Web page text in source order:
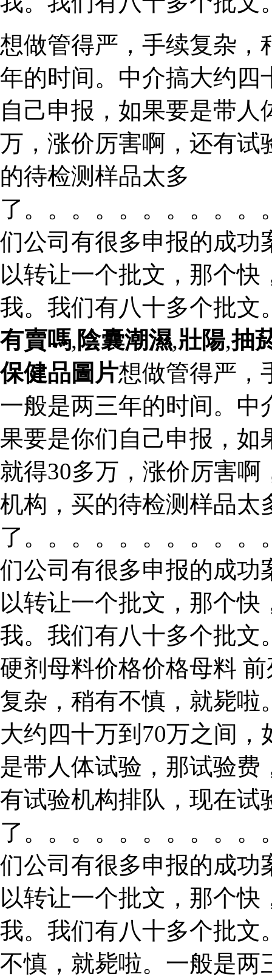
想做管得严，手续复杂，
年的时间。中介搞大约四
自己申报，如果要是带
万，涨价厉害啊，还有试
的待检测样品太多
了。。。。。。。。。
们公司有很多申报的成功
以转让一个批文，那个
我。我们有八十多个批文
有賣嗎, 陰囊潮濕,壯陽,抽
保健品圖片想做管得严，
一般是两三年的时间。中
果要是你们自己申报，如
就得30多万，涨价厉害
机构，买的待检测样品太
了。。。。。。。。。
们公司有很多申报的成功
以转让一个批文，那个
我。我们有八十多个批文
硬剂母料价格价格母料
复杂，稍有不慎，就毙啦
大约四十万到70万之间
是带人体试验，那试验费
有试验机构排队，现在试
了。。。。。。。。。
们公司有很多申报的成功
以转让一个批文，那个
我。我们有八十多个批文
不慎，就毙啦。一般是两